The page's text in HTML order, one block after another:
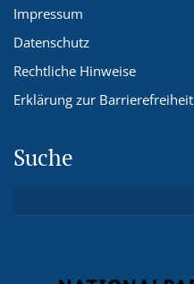
Impressum
Datenschutz
Rechtliche Hinweise
Erklärung zur Barrierefreiheit
Suche